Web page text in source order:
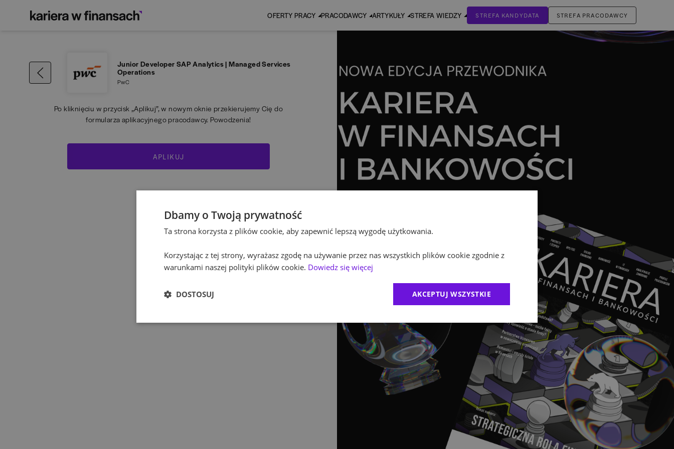
OFERTY PRACY PRACODAWCY ARTYKUŁY STREFA WIEDZY STREFA KANDYDATA
Nie masz jeszcze konta?
STREFA PRACODAWCY
Junior Developer SAP Analytics | Managed Services
Operations
PwC
Po kliknięciu w przycisk „Aplikuj”, w nowym oknie przekierujemy Cię do
formularza aplikacyjnego pracodawcy. Powodzenia!
APLIKUJ
Dbamy o Twoją prywatność
Ta strona korzysta z plików cookie, aby zapewnić lepszą wygodę użytkowania.
Korzystając z tej strony, wyrażasz zgodę na używanie przez nas wszystkich plików cookie zgodnie z
warunkami naszej polityki plików cookie. Dowiedz się więcej
AKCEPTUJ WSZYSTKIE
DOSTOSUJ